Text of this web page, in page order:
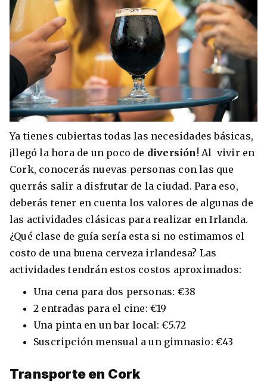
Ya tienes cubiertas todas las necesidades básicas,
¡llegó la hora de un poco de diversión ! Al vivir en
Cork, conocerás nuevas personas con las que
querrás salir a disfrutar de la ciudad. Para eso,
deberás tener en cuenta los valores de algunas de
las actividades clásicas para realizar en Irlanda.
¿Qué clase de guía sería esta si no estimamos el
costo de una buena cerveza irlandesa? Las
actividades tendrán estos costos aproximados:
Una cena para dos personas: €38
2 entradas para el cine: €19
Una pinta en un bar local: €5.72
Suscripción mensual a un gimnasio: €43
Transporte en Cork